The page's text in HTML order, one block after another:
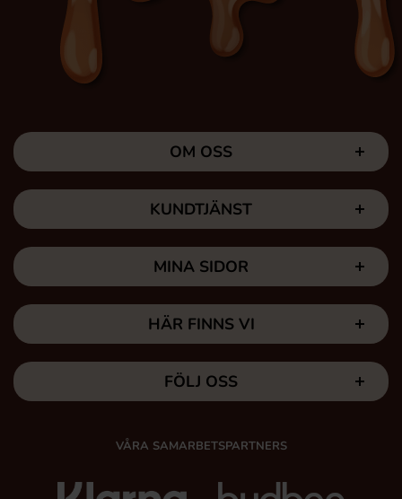
OM OSS
KUNDTJÄNST
MINA SIDOR
HÄR FINNS VI
FÖLJ OSS
VÅRA SAMARBETSPARTNERS